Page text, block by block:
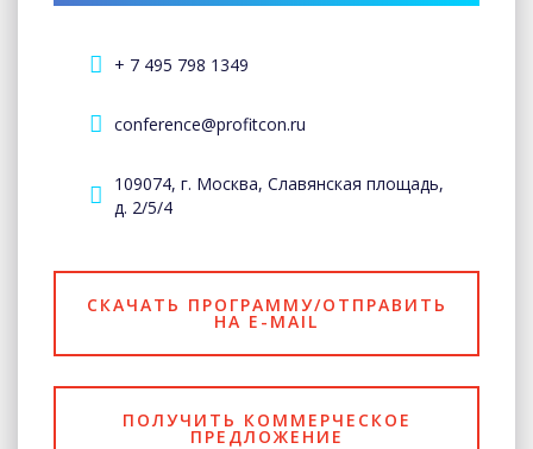
+ 7 495 798 1349
conference@profitcon.ru
109074, г. Москва, Славянская площадь,
д. 2/5/4
СКАЧАТЬ ПРОГРАММУ/ОТПРАВИТЬ
НА E-MAIL
ПОЛУЧИТЬ КОММЕРЧЕСКОЕ
ПРЕДЛОЖЕНИЕ